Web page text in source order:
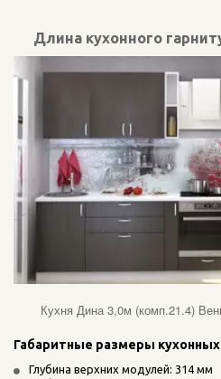
Длина кухонного
Кухня Дина 3,0м (комп.21.4)
Габаритные размеры
Глубина верхних модулей: 314 мм